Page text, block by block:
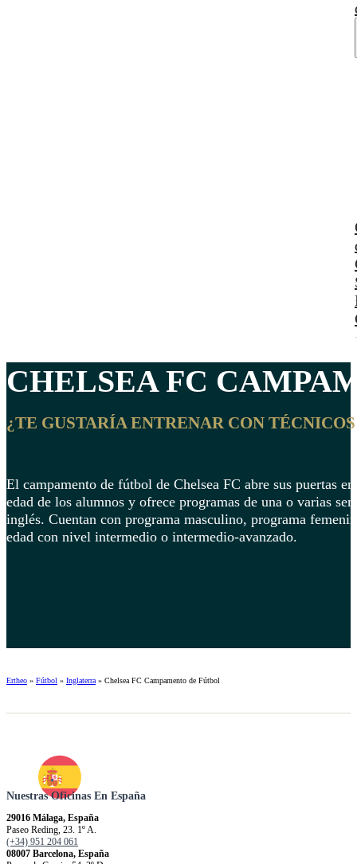
CHELSEA FC
¿TE GUSTARÍA ENTRENAR CON
El campamento de fútbol de Chelsea FC abre sus puertas
edad de los alumnos y ofrece programas de una o varias
inglés. Cuentan con programa masculino, programa
edad con nivel intermedio o intermedio-avanzado.
Ertheo » Fútbol » Inglaterra » Chelsea FC Campamento de Fútbol
Nuestras Oficinas En España
29016 Málaga, España
Paseo Reding, 23. 1º A.
(+34) 951 204 061
08007 Barcelona, España